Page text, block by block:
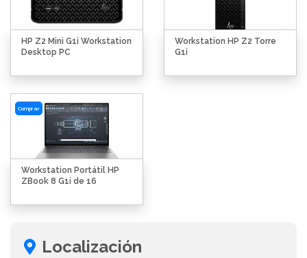
HP Z2 Mini G1i Workstation
Desktop PC
Workstation HP Z2 Torre
G1i
Comprar
Workstation Portátil HP
ZBook 8 G1i de 16
Localización